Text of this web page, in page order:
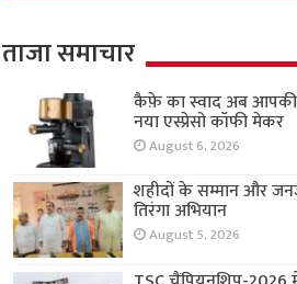
ताजा समाचार
कैफ़े का स्वाद अब आपकी
नया एस्प्रेसो कॉफी मेकर
August 6, 2026
शहीदों के सम्मान और
तिरंगा अभियान
August 5, 2026